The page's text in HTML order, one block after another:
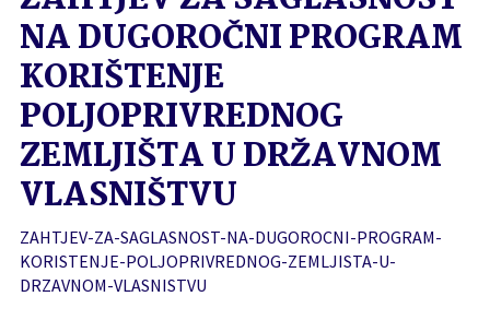
NA DUGOROČNI PROGRAM
KORIŠTENJE
POLJOPRIVREDNOG
ZEMLJIŠTA U DRŽAVNOM
VLASNIŠTVU
ZAHTJEV-ZA-SAGLASNOST-NA-DUGOROCNI-PROGRAM-
KORISTENJE-POLJOPRIVREDNOG-ZEMLJISTA-U-
DRZAVNOM-VLASNISTVU